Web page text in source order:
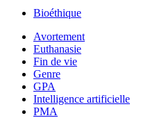
Bioéthique
Avortement
Euthanasie
Fin de vie
Genre
GPA
Intelligence artificielle
PMA